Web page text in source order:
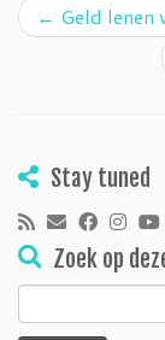
← Geld lenen
Stay tuned
Zoek op
Zoeken
naar: